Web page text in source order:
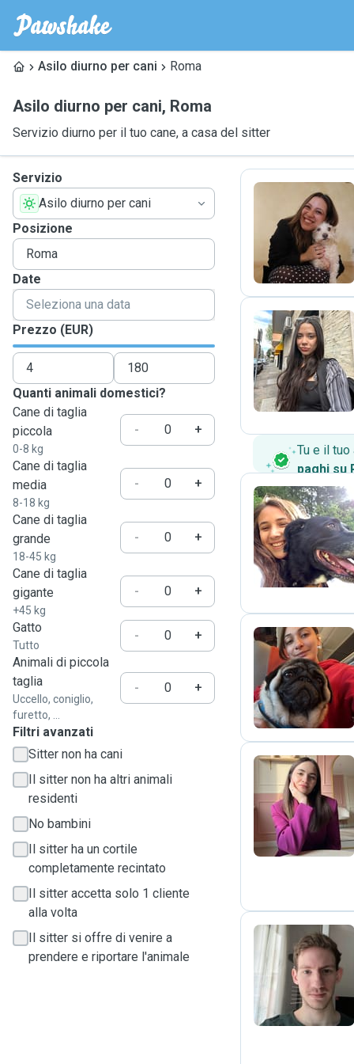
Asilo diurno per cani Roma
Asilo diurno per cani, Roma
Servizio diurno per il tuo cane, a casa del sitter
Servizio
Asilo diurno per cani
Posizione
Date
Prezzo (EUR)
Quanti animali domestici?
Cane di taglia
piccola
0-8 kg
- +
Cane di taglia
media
8-18 kg
- +
Cane di taglia
grande
18-45 kg
- +
Cane di taglia
gigante
+45 kg
- +
Gatto
Tutto
-
+
Animali di piccola
taglia
Uccello, coniglio,
furetto, ...
- +
Filtri avanzati
Sitter non ha cani
Il sitter non ha altri animali
residenti
No bambini
Il sitter ha un cortile
completamente recintato
Il sitter accetta solo 1 cliente
alla volta
Il sitter si offre di venire a
prendere e riportare l'animale
L
D
Tu e il
paghi su
R
G
D
G